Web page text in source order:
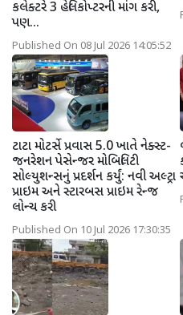
કલેક્ટરે 3 હેલિકોપ્ટરની માંગ કરી,
પણ...
Published On 08 Jul 2026 14:05:52
ટાટા મોટર્સે પ્રવાસ 5.0 ખાતે નેક્સ્ટ-
જનરેશન પેસેન્જર મોબિલિટી
સોલ્યુશન્સનું પ્રદર્શન કર્યું: નવી અલ્ટ્રા
પ્રાઇમ અને સ્ટારબસ પ્રાઇમ રેન્જ
લોન્ચ કરી
Published On 10 Jul 2026 17:30:35